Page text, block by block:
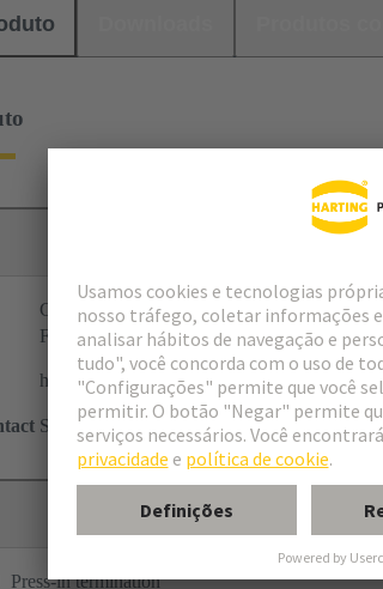
Connectors
Female connector
har-bus® 64
Straight
Press-in termination